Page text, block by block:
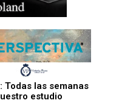
Todas las semanas
estudio